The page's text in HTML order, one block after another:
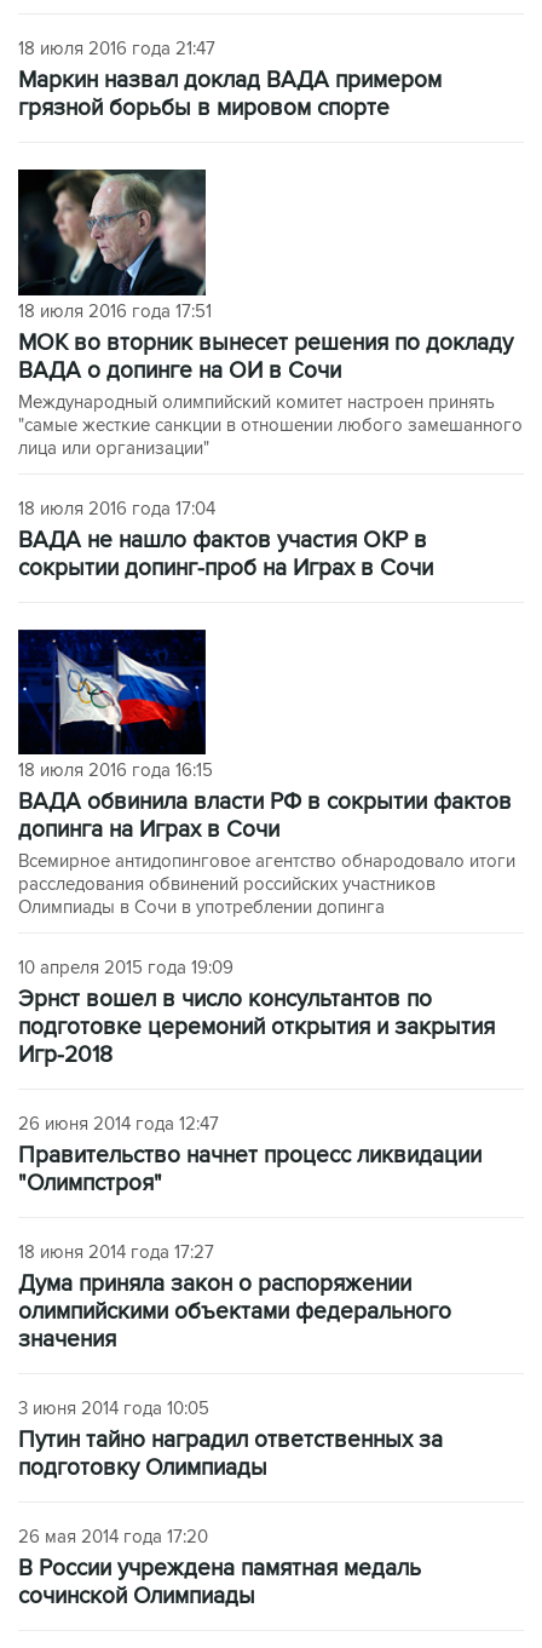
18 июля 2016 года 21:47
Маркин назвал доклад ВАДА примером
грязной борьбы в мировом спорте
18 июля 2016 года 17:51
МОК во вторник вынесет решения по докладу
ВАДА о допинге на ОИ в Сочи
Международный олимпийский комитет настроен принять
"самые жесткие санкции в отношении любого замешанного
лица или организации"
18 июля 2016 года 17:04
ВАДА не нашло фактов участия ОКР в
сокрытии допинг-проб на Играх в Сочи
18 июля 2016 года 16:15
ВАДА обвинила власти РФ в сокрытии фактов
допинга на Играх в Сочи
Всемирное антидопинговое агентство обнародовало итоги
расследования обвинений российских участников
Олимпиады в Сочи в употреблении допинга
10 апреля 2015 года 19:09
Эрнст вошел в число консультантов по
подготовке церемоний открытия и закрытия
Игр-2018
26 июня 2014 года 12:47
Правительство начнет процесс ликвидации
"Олимпстроя"
18 июня 2014 года 17:27
Дума приняла закон о распоряжении
олимпийскими объектами федерального
значения
3 июня 2014 года 10:05
Путин тайно наградил ответственных за
подготовку Олимпиады
26 мая 2014 года 17:20
В России учреждена памятная медаль
сочинской Олимпиады